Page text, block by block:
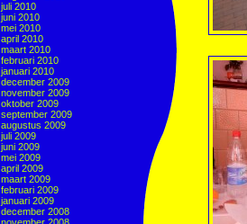
juli 2010
juni 2010
mei 2010
april 2010
maart 2010
februari 2010
januari 2010
december 2009
november 2009
oktober 2009
september 2009
augustus 2009
juli 2009
juni 2009
mei 2009
april 2009
maart 2009
februari 2009
januari 2009
december 2008